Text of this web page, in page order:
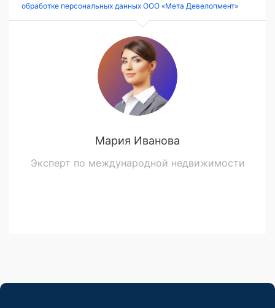
обработке персональных данных ООО «Мета Девелопмент»
Мария Иванова
Эксперт по международной недвижимости